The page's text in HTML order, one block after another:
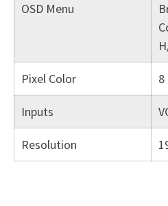
OSD Menu
Pixel Color 8
Inputs
Resolution